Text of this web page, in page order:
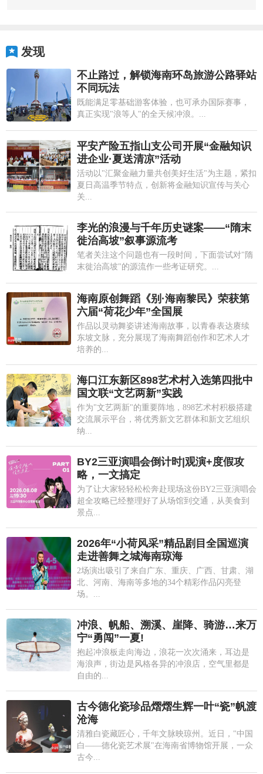
发现
不止路过，解锁海南环岛旅游公路驿站
不同玩法
既能满足零基础游客体验，也可承办国际赛事，
真正实现"浪等人"的全天候冲浪。...
平安产险五指山支公司开展“金融知识
进企业·夏送清凉”活动
活动以"汇聚金融力量共创美好生活"为主题，紧扣
夏日高温季节特点，创新将金融知识宣传与关心
关...
李光的浪漫与千年历史谜案——“隋末
徙治高坡”叙事源流考
笔者关注这个问题也有一段时间，下面尝试对"隋
末徙治高坡"的源流作一些考证研究。...
海南原创舞蹈《别·海南黎民》荣获第
六届“荷花少年”全国展
作品以灵动舞姿讲述海南故事，以青春表达赓续
东坡文脉，充分展现了海南舞蹈创作和艺术人才
培养的...
海口江东新区898艺术村入选第四批中
国文联“文艺两新”实践
作为"文艺两新"的重要阵地，898艺术村积极搭建
交流展示平台，将优秀新文艺群体和新文艺组织
纳...
BY2三亚演唱会倒计时|观演+度假攻
略，一文搞定
为了让大家轻轻松松奔赴现场这份BY2三亚演唱会
超全攻略已经整理好了从场馆到交通，从美食到
景点...
2026年“小荷风采”精品剧目全国巡演
走进善舞之城海南琼海
2场演出吸引了来自广东、重庆、广西、甘肃、湖
北、河南、海南等多地的34个精彩作品闪亮登
场。...
冲浪、帆船、溯溪、崖降、骑游…来万
宁“勇闯”一夏!
抱起冲浪板走向海边，浪花一次次涌来，耳边是
海浪声，街边是风格各异的冲浪店，空气里都是
自由的...
古今德化瓷珍品熠熠生辉一叶“瓷”帆渡
沧海
清雅白瓷藏匠心，千年文脉映琼州。近日，"中国
白——德化瓷艺术展"在海南省博物馆开展，一众
古今...